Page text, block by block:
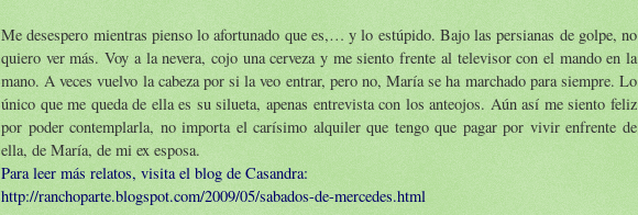
Me desespero mientras pienso lo afortunado que es,… y lo estúpido. Bajo las persianas de golpe, no
quiero ver más. Voy a la nevera, cojo una cerveza y me siento frente al televisor con el mando en la
mano. A veces vuelvo la cabeza por si la veo entrar, pero no, María se ha marchado para siempre. Lo
único que me queda de ella es su silueta, apenas entrevista con los anteojos. Aún así me siento feliz
por poder contemplarla, no importa el carísimo alquiler que tengo que pagar por vivir enfrente de
ella, de María, de mi ex esposa.
Para leer más relatos, visita el blog de Casandra:
http://ranchoparte.blogspot.com/2009/05/sabados-de-mercedes.html